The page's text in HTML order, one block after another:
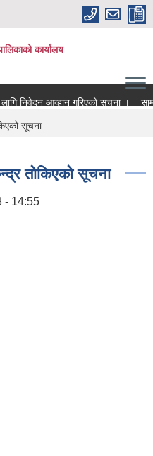
कार्यालय
निवेदन आव्हान गरिएको सूचना ।
सूचना
तोकिएको सूचना
- 14:55